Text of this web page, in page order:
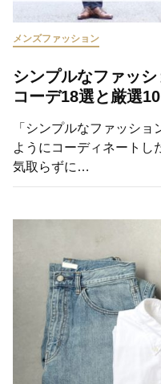
メンズファッション
シンプルなファッ
コーデ18選と厳選
「シンプルなファッシ
ようにコーディネートし
気取らずに…